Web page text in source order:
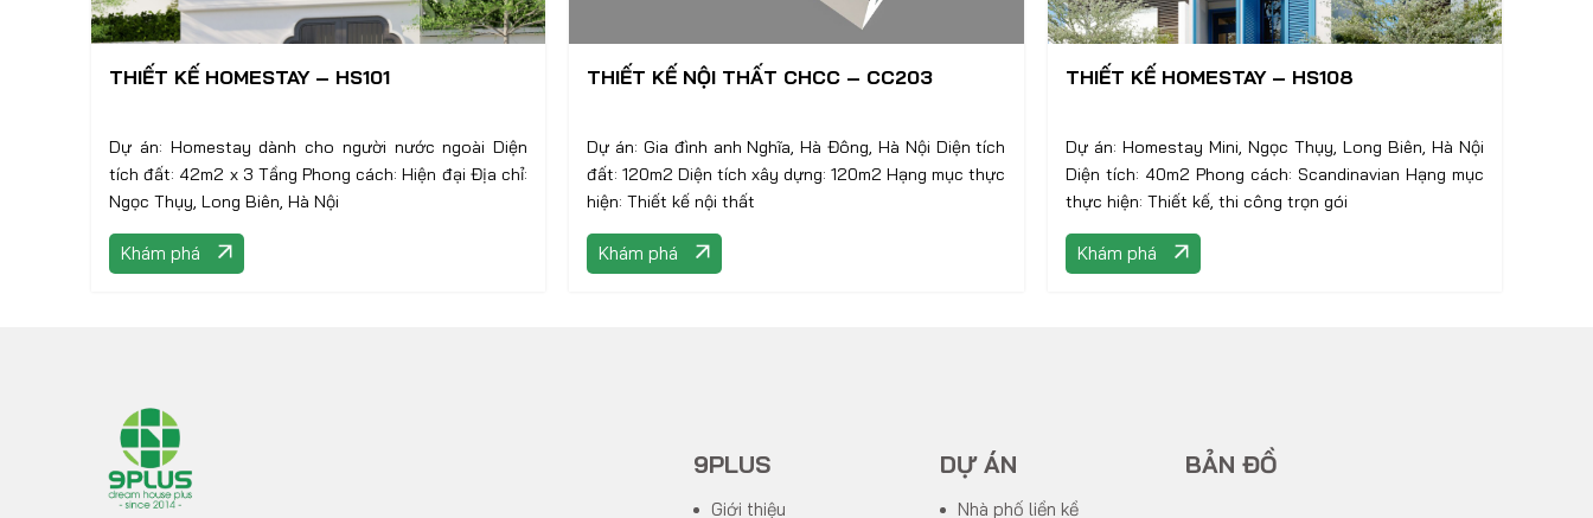
THIẾT KẾ HOMESTAY – HS101
Dự án: Homestay dành cho người nước ngoài Diện
tích đất: 42m2 x 3 Tầng Phong cách: Hiện đại Địa chỉ:
Ngọc Thụy, Long Biên, Hà Nội
Khám phá
THIẾT KẾ NỘI THẤT CHCC – CC203
Dự án: Gia đình anh Nghĩa, Hà Đông, Hà Nội Diện tích
đất: 120m2 Diện tích xây dựng: 120m2 Hạng mục thực
hiện: Thiết kế nội thất
Khám phá
THIẾT KẾ HOMESTAY – HS108
Dự án: Homestay Mini, Ngọc Thụy, Long Biên, Hà Nội
Diện tích: 40m2 Phong cách: Scandinavian Hạng mục
thực hiện: Thiết kế, thi công trọn gói
Khám phá
9PLUS
Giới thiệu
DỰ ÁN
Nhà phố liền kề
BẢN ĐỒ